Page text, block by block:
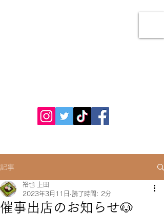
記事
催事出店のお知らせ🐶
裕也 上田
2023年3月11日 読了時間: 2分